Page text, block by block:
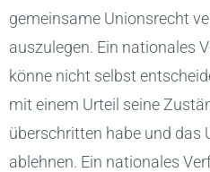
gemeinsame Unionsrecht
auszulegen. Ein nationales
könne nicht selbst
mit einem Urteil seine
überschritten habe und das
ablehnen. Ein nationales